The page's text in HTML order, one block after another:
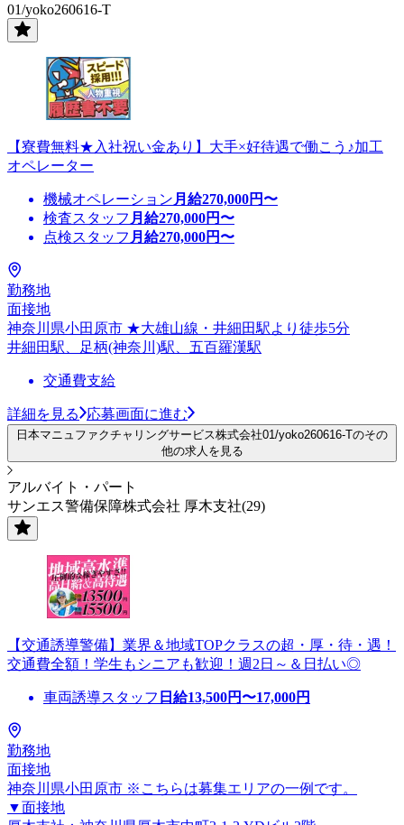
01/yoko260616-T
【寮費無料★入社祝い金あり】大手×好待遇で働こう♪加工
オペレーター
機械オペレーション 月給270,000円〜
検査スタッフ 月給270,000円〜
点検スタッフ 月給270,000円〜
勤務地
面接地
神奈川県小田原市 ★大雄山線・井細田駅より徒歩5分
井細田駅、足柄(神奈川)駅、五百羅漢駅
交通費支給
詳細を見る 応募画面に進む
日本マニュファクチャリングサービス株式会社01/yoko260616-Tのその
他の求人を見る
アルバイト・パート
サンエス警備保障株式会社 厚木支社(29)
【交通誘導警備】業界＆地域TOPクラスの超・厚・待・遇！
交通費全額！学生もシニアも歓迎！週2日～＆日払い◎
車両誘導スタッフ 日給13,500円〜17,000円
勤務地
面接地
神奈川県小田原市 ※こちらは募集エリアの一例です。
▼面接地